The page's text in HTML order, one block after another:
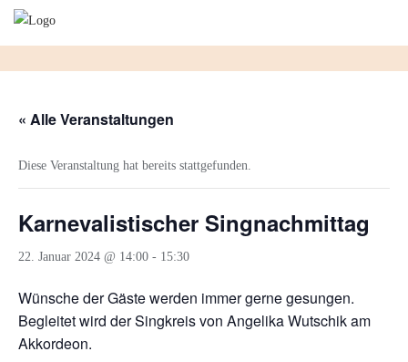
Skip
« Alle Veranstaltungen
Diese Veranstaltung hat bereits stattgefunden.
Karnevalistischer Singnachmittag
22. Januar 2024 @ 14:00 - 15:30
Wünsche der Gäste werden immer gerne gesungen.
Begleitet wird der Singkreis von Angelika Wutschik am
Akkordeon.